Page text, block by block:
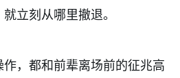
立刻从哪里撤退。
，都和前辈离场前的征兆高